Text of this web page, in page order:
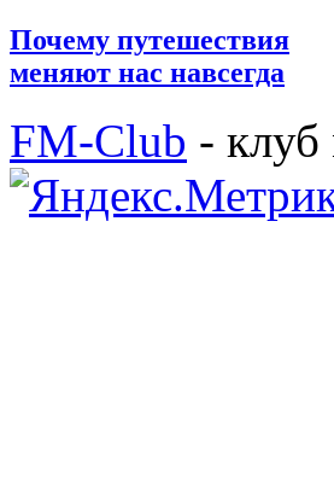
Почему путешествия
меняют нас навсегда
FM-Club - клуб